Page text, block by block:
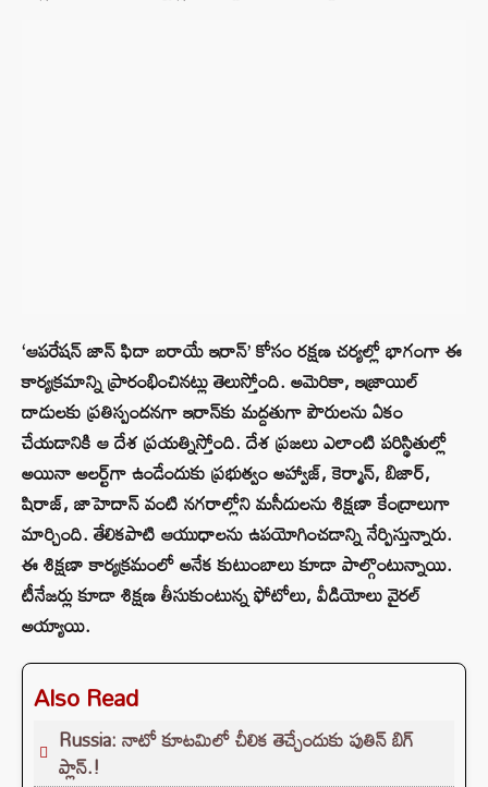
‘ఆపరేషన్ జాన్ ఫిదా బరాయే ఇరాన్’ కోసం రక్షణ చర్యల్లో భాగంగా ఈ
కార్యక్రమాన్ని ప్రారంభించినట్లు తెలుస్తోంది. అమెరికా, ఇజ్రాయిల్
దాడులకు ప్రతిస్పందనగా ఇరాన్‌కు మద్దతుగా పౌరులను ఏకం
చేయడానికి ఆ దేశ ప్రయత్నిస్తోంది. దేశ ప్రజలు ఎలాంటి పరిస్థితుల్లో
అయినా అలర్ట్‌గా ఉండేందుకు ప్రభుత్వం అహ్వాజ్, కెర్మాన్, బిజార్,
షిరాజ్, జాహెదాన్ వంటి నగరాల్లోని మసీదులను శిక్షణా కేంద్రాలుగా
మార్చింది. తేలికపాటి ఆయుధాలను ఉపయోగించడాన్ని నేర్పిస్తున్నారు.
ఈ శిక్షణా కార్యక్రమంలో అనేక కుటుంబాలు కూడా పాల్గొంటున్నాయి.
టీనేజర్లు కూడా శిక్షణ తీసుకుంటున్న ఫోటోలు, వీడియోలు వైరల్
అయ్యాయి.
Also Read
Russia: నాటో కూటమిలో చీలిక తెచ్చేందుకు పుతిన్ బిగ్
ప్లాన్.!